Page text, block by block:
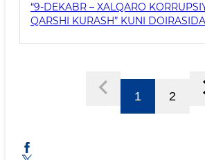
“9-DEKABR – XALQARO
QARSHI KURASH” KUNI DOIRASIDA
XAVF-XATARLARNING OLDINI
BAG‘ISHLANGAN “OCHIQ ESHIKLAR
1 2